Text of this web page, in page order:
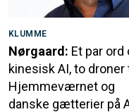
KLUMME
Nørgaard: Et par ord
kinesisk AI, to droner
Hjemmeværnet og
danske gætterier på